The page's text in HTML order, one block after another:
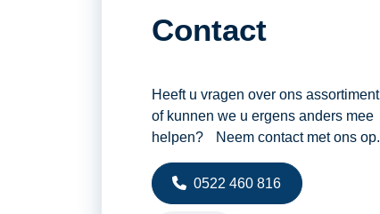
Contact
Heeft u vragen over ons assortiment
of kunnen we u ergens anders mee
helpen? Neem contact met ons op.
0522 460 816